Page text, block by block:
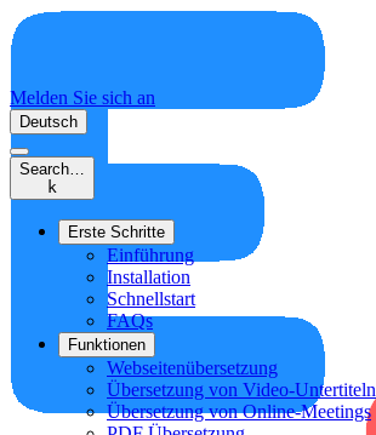
Melden Sie sich an
Deutsch
Search…
k
Erste Schritte
Einführung
Installation
Schnellstart
FAQs
Funktionen
Webseitenübersetzung
Übersetzung von Video-Untertiteln
Übersetzung von Online-Meetings